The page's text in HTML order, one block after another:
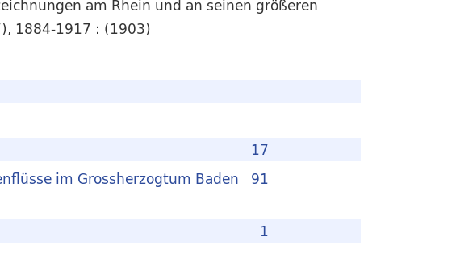
am Rhein und an seinen größeren
1884-1917 : (1903)
17
91
im Grossherzogtum Baden
1